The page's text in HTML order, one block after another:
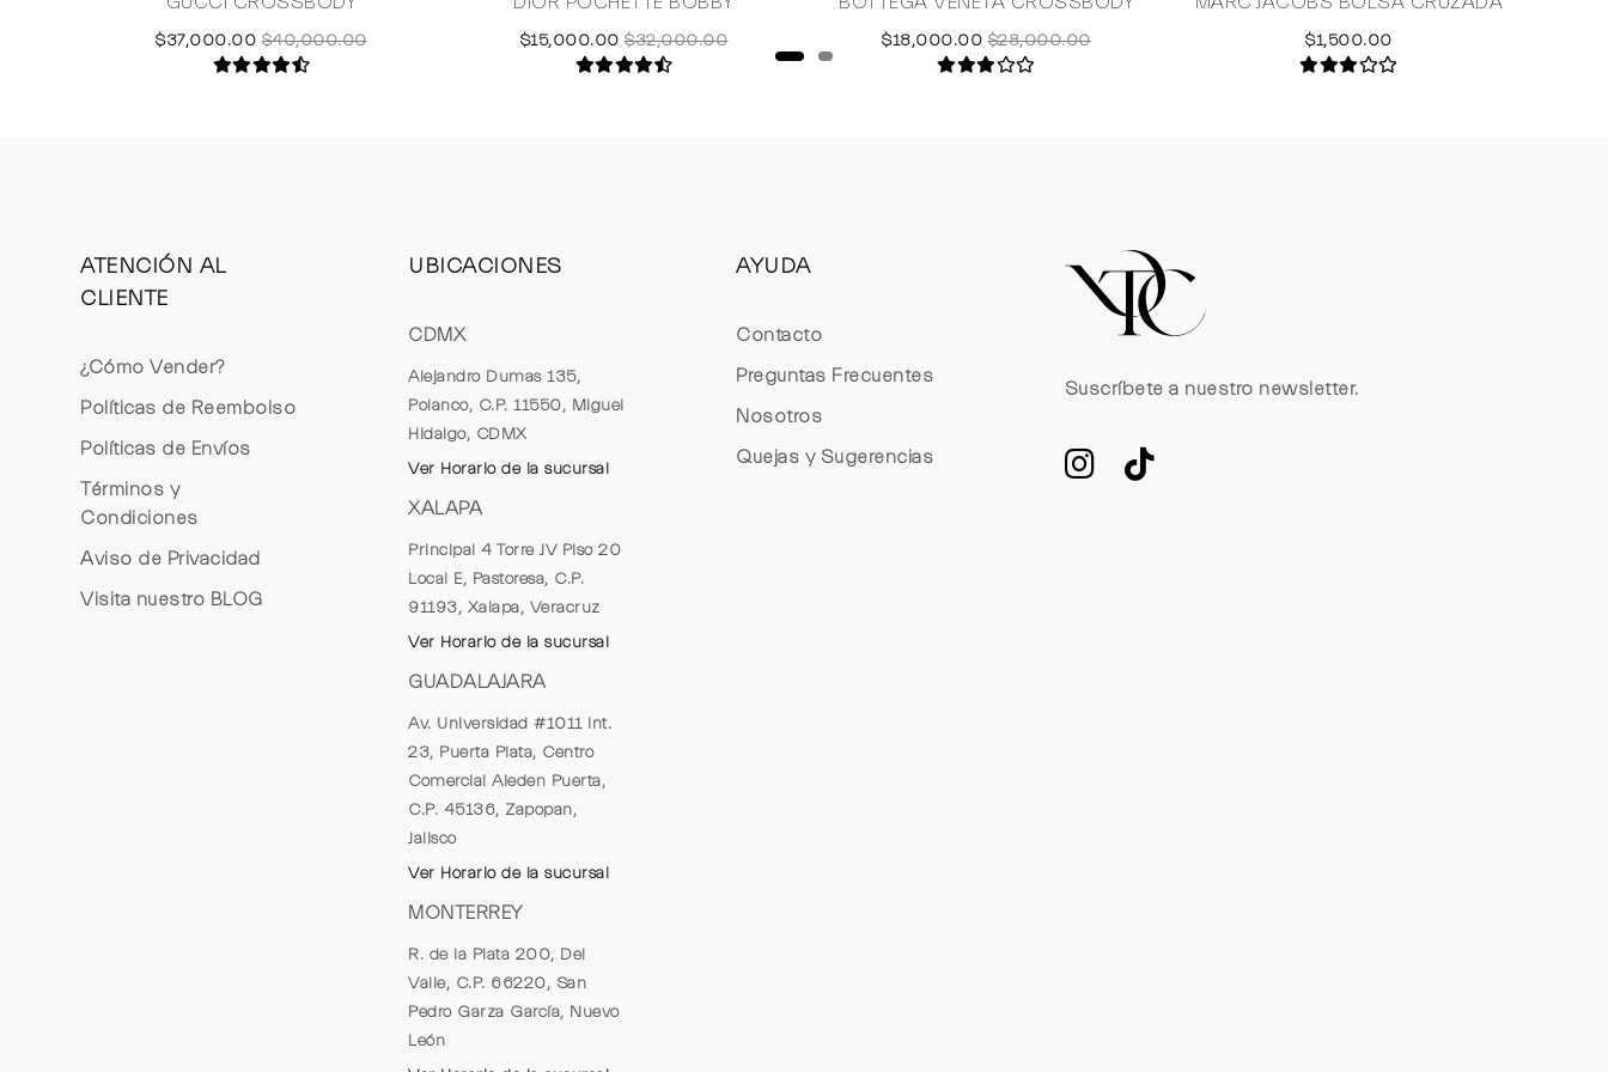
$37,000.00 $40,000.00 $15,000.00 $32,000.00 $18,000.00 $28,000.00 $1,500.00
ATENCIÓN AL
CLIENTE
¿Cómo Vender?
Políticas de Reembolso
Políticas de Envíos
Términos y
Condiciones
Aviso de Privacidad
Visita nuestro BLOG
UBICACIONES
CDMX
Alejandro Dumas 135,
Polanco, C.P. 11550, Miguel
Hidalgo, CDMX
Ver Horario de la sucursal
XALAPA
Principal 4 Torre JV Piso 20
Local E, Pastoresa, C.P.
91193, Xalapa, Veracruz
Ver Horario de la sucursal
GUADALAJARA
Av. Universidad #1011 Int.
23, Puerta Plata, Centro
Comercial Aleden Puerta,
C.P. 45136, Zapopan,
Jalisco
Ver Horario de la sucursal
MONTERREY
R. de la Plata 200, Del
Valle, C.P. 66220, San
Pedro Garza García, Nuevo
León
AYUDA
Contacto
Preguntas Frecuentes
Nosotros
Quejas y Sugerencias
Suscríbete a nuestro newsletter.